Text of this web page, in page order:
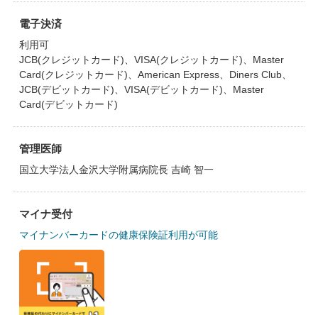
電子決済
利用可
JCB(クレジットカード)、VISA(クレジットカード)、Master
Card(クレジットカード)、American Express、Diners Club、
JCB(デビットカード)、VISA(デビットカード)、Master
Card(デビットカード)
管理医師
国立大学法人金沢大学附属病院長 吉崎 智一
マイナ受付
マイナンバーカードの健康保険証利用が可能